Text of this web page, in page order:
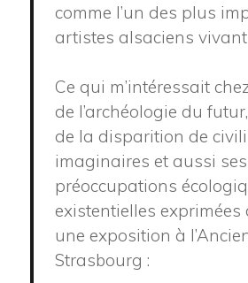
comme l’un des plus
artistes alsaciens
Ce qui m’intéressait
de l’archéologie du
de la disparition de
imaginaires et aussi ses
préoccupations
existentielles
une exposition à
Strasbourg :